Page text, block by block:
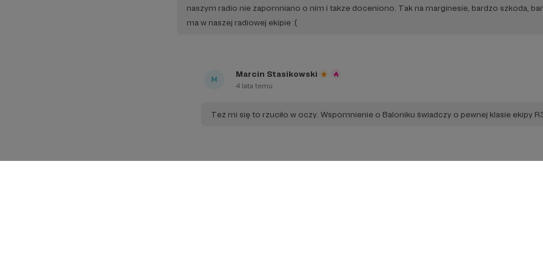
naszym radio nie zapomniano o nim i takze doceniono. Tak na marginesie, bardzo szkoda,
ma w naszej radiowej ekipie :(
Marcin Stasikowski
4 lata temu
Też mi się to rzuciło w oczy. Wspomnienie o Baloniku świadczy o pewnej klasie ekipy